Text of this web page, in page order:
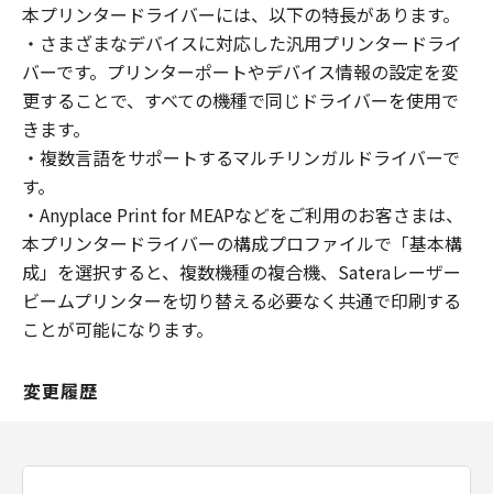
本プリンタードライバーには、以下の特長があります。
・さまざまなデバイスに対応した汎用プリンタードライ
バーです。プリンターポートやデバイス情報の設定を変
更することで、すべての機種で同じドライバーを使用で
きます。
・複数言語をサポートするマルチリンガルドライバーで
す。
・Anyplace Print for MEAPなどをご利用のお客さまは、
本プリンタードライバーの構成プロファイルで「基本構
成」を選択すると、複数機種の複合機、Sateraレーザー
ビームプリンターを切り替える必要なく共通で印刷する
ことが可能になります。
変更履歴